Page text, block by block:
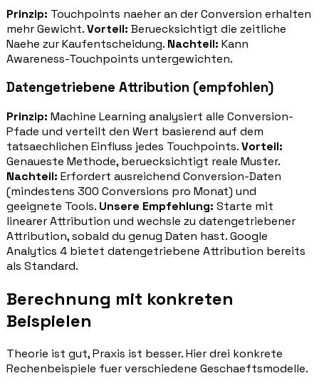
Prinzip: Touchpoints naeher an der Conversion erhalten
mehr Gewicht.Vorteil: Beruecksichtigt die zeitliche
Naehe zur Kaufentscheidung. Nachteil: Kann
Awareness-Touchpoints untergewichten.
Datengetriebene Attribution (empfohlen)
Prinzip: Machine Learning analysiert alle Conversion-
Pfade und verteilt den Wert basierend auf dem
tatsaechlichen Einfluss jedes Touchpoints.Vorteil:
Genaueste Methode, beruecksichtigt reale Muster.
Nachteil: Erfordert ausreichend Conversion-Daten
(mindestens 300 Conversions pro Monat) und
geeignete Tools. Unsere Empfehlung: Starte mit
linearer Attribution und wechsle zu datengetriebener
Attribution, sobald du genug Daten hast. Google
Analytics 4 bietet datengetriebene Attribution bereits
als Standard.
Berechnung mit konkreten
Beispielen
Theorie ist gut, Praxis ist besser. Hier drei konkrete
Rechenbeispiele fuer verschiedene Geschaeftsmodelle.